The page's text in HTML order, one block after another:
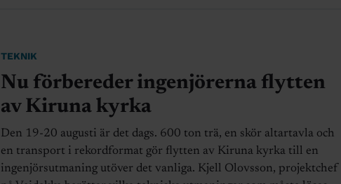
TEKNIK
Nu förbereder ingenjörerna flytten
av Kiruna kyrka
Den 19-20 augusti är det dags. 600 ton trä, en skör altartavla och
en transport i rekordformat gör flytten av Kiruna kyrka till en
ingenjörsutmaning utöver det vanliga. Kjell Olovsson, projektchef